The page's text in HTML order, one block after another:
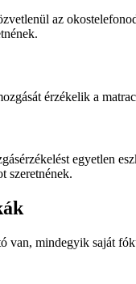
az
érzékelik a
egyetlen
szeretnének.
van, mindegyik saját